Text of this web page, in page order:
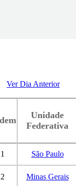
Ver Dia Anterior
Unidade
Federativa
1 São Paulo
2 Minas Gerais